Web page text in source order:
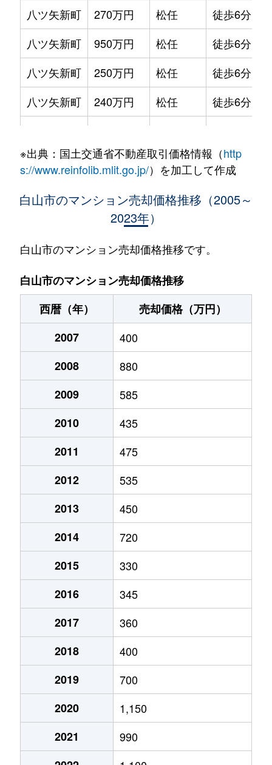
八ツ矢新町
270万円 松任 徒歩6分
八ツ矢新町
950万円 松任 徒歩6分
八ツ矢新町
250万円 松任 徒歩6分
八ツ矢新町
240万円 松任 徒歩6分
八ツ矢新町
500万円 松任 徒歩6分
※出典：国土交通省不動産取引価格情報（http
s://www.reinfolib.mlit.go.jp/）を加工して作成
白山市のマンション売却価格推移（2005～
2023年）
白山市のマンション売却価格推移です。
白山市のマンション売却価格推移
西暦（年）
売却価格（万円）
2007
400
2008
880
2009
585
2010
435
2011
475
2012
535
2013
450
2014
720
2015
330
2016
345
2017
360
2018
400
2019
700
2020
1,150
2021
990